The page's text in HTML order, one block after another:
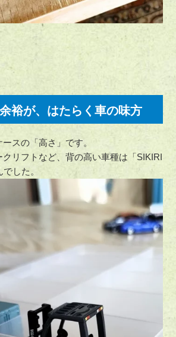
裕が、はたらく車の味方
スの「高さ」です。
リフトなど、背の高い車種は「SIKIRI
した。